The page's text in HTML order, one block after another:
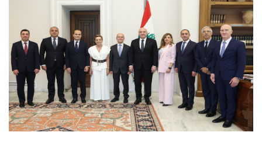
محليات
أسرار
متفرقات
نداء القرّاء